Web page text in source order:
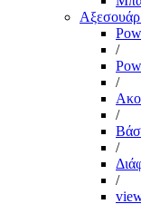
/
/
/
/
/